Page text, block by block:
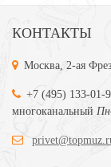
КОНТАКТЫ
Москва, 2-ая
+7 (495) 133-01-
многоканальный